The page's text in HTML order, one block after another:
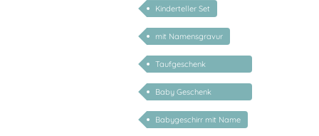
Kinderteller Set
mit Namensgravur
Taufgeschenk
personalisiert
Baby Geschenk
personalisiert
Babygeschirr mit Name